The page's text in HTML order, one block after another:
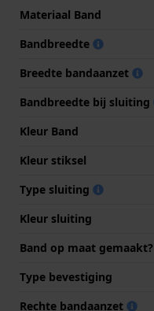
Materiaal Band
Bandbreedte
Breedte bandaanzet
Bandbreedte bij sluiting
Kleur Band
Kleur stiksel
Type sluiting
Kleur sluiting
Band op maat gemaakt?
Type bevestiging
Rechte bandaanzet